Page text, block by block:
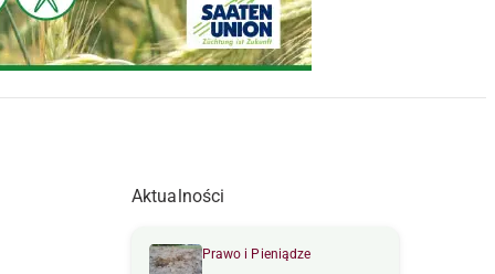
Aktualności
Prawo i Pieniądze